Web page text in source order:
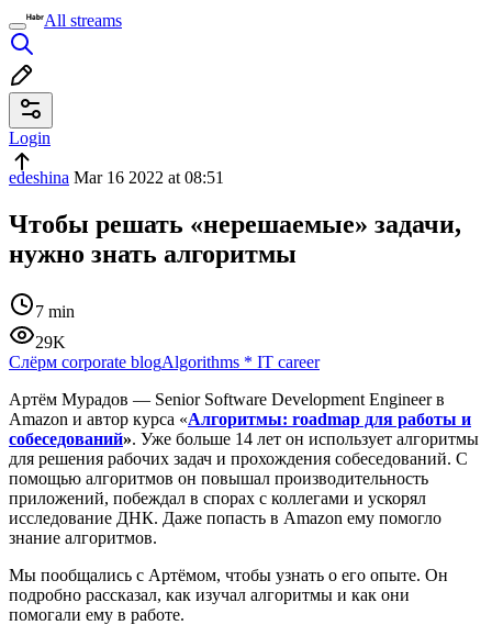
All streams
Login
edeshina Mar 16 2022 at 08:51
Чтобы решать «нерешаемые» задачи,
нужно знать алгоритмы
7 min
29K
Слёрм corporate blogAlgorithms * IT career
Артём Мурадов — Senior Software Development Engineer в
Amazon и автор курса «Алгоритмы: roadmap для работы и
собеседований». Уже больше 14 лет он использует алгоритмы
для решения рабочих задач и прохождения собеседований. С
помощью алгоритмов он повышал производительность
приложений, побеждал в спорах с коллегами и ускорял
исследование ДНК. Даже попасть в Amazon ему помогло
знание алгоритмов.
Мы пообщались с Артёмом, чтобы узнать о его опыте. Он
подробно рассказал, как изучал алгоритмы и как они
помогали ему в работе.